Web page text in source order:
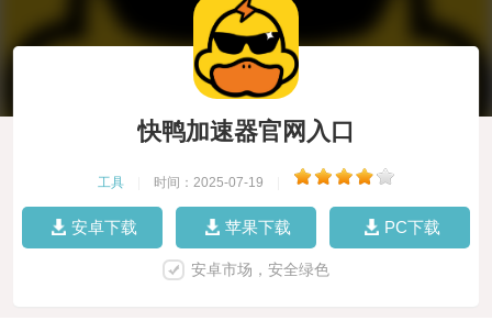
快鸭加速器官网入口
工具 时间：2025-07-19
安卓下载 苹果下载 PC下载
安卓市场，安全绿色